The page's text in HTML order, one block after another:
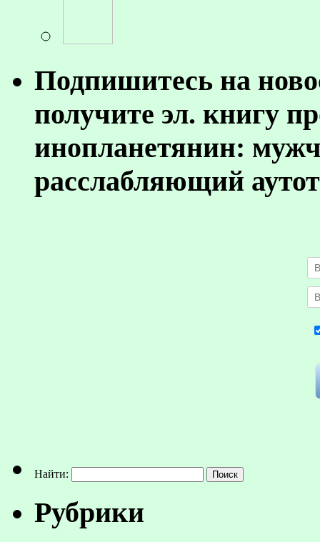
Подпишитесь на
получите эл. книгу
инопланетянин:
расслабляющий
Найти:
Рубрики